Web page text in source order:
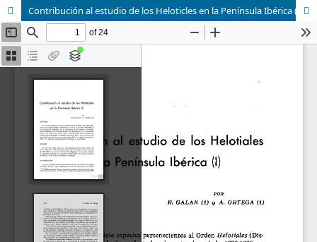
Contribución al estudio de los Heloticles en la Península Ibérica (I)